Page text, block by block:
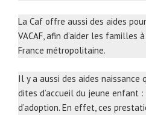
La Caf offre aussi des aides
VACAF, afin d’aider les familles
France métropolitaine.
Il y a aussi des aides naissance
dites d’accueil du jeune enfant :
d’adoption. En effet, ces